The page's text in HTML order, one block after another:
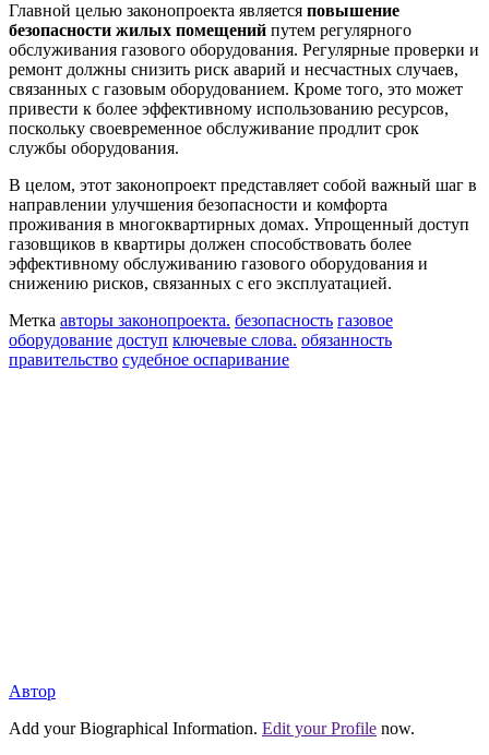
Главной целью законопроекта является повышение
безопасности жилых помещений путем регулярного
обслуживания газового оборудования. Регулярные проверки и
ремонт должны снизить риск аварий и несчастных случаев,
связанных с газовым оборудованием. Кроме того, это может
привести к более эффективному использованию ресурсов,
поскольку своевременное обслуживание продлит срок
службы оборудования.
В целом, этот законопроект представляет собой важный шаг в
направлении улучшения безопасности и комфорта
проживания в многоквартирных домах. Упрощенный доступ
газовщиков в квартиры должен способствовать более
эффективному обслуживанию газового оборудования и
снижению рисков, связанных с его эксплуатацией.
Метка авторы законопроекта. безопасность газовое
оборудование доступ ключевые слова. обязанность
правительство судебное оспаривание
Автор
Add your Biographical Information. Edit your Profile now.